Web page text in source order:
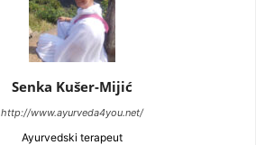
Senka Kušer-Mijić
http://www.ayurveda4you.net/
Ayurvedski terapeut